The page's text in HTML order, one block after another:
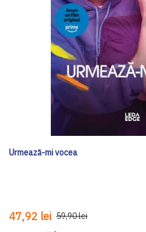
Urmează-mi vocea
47,92 lei 59,90 lei